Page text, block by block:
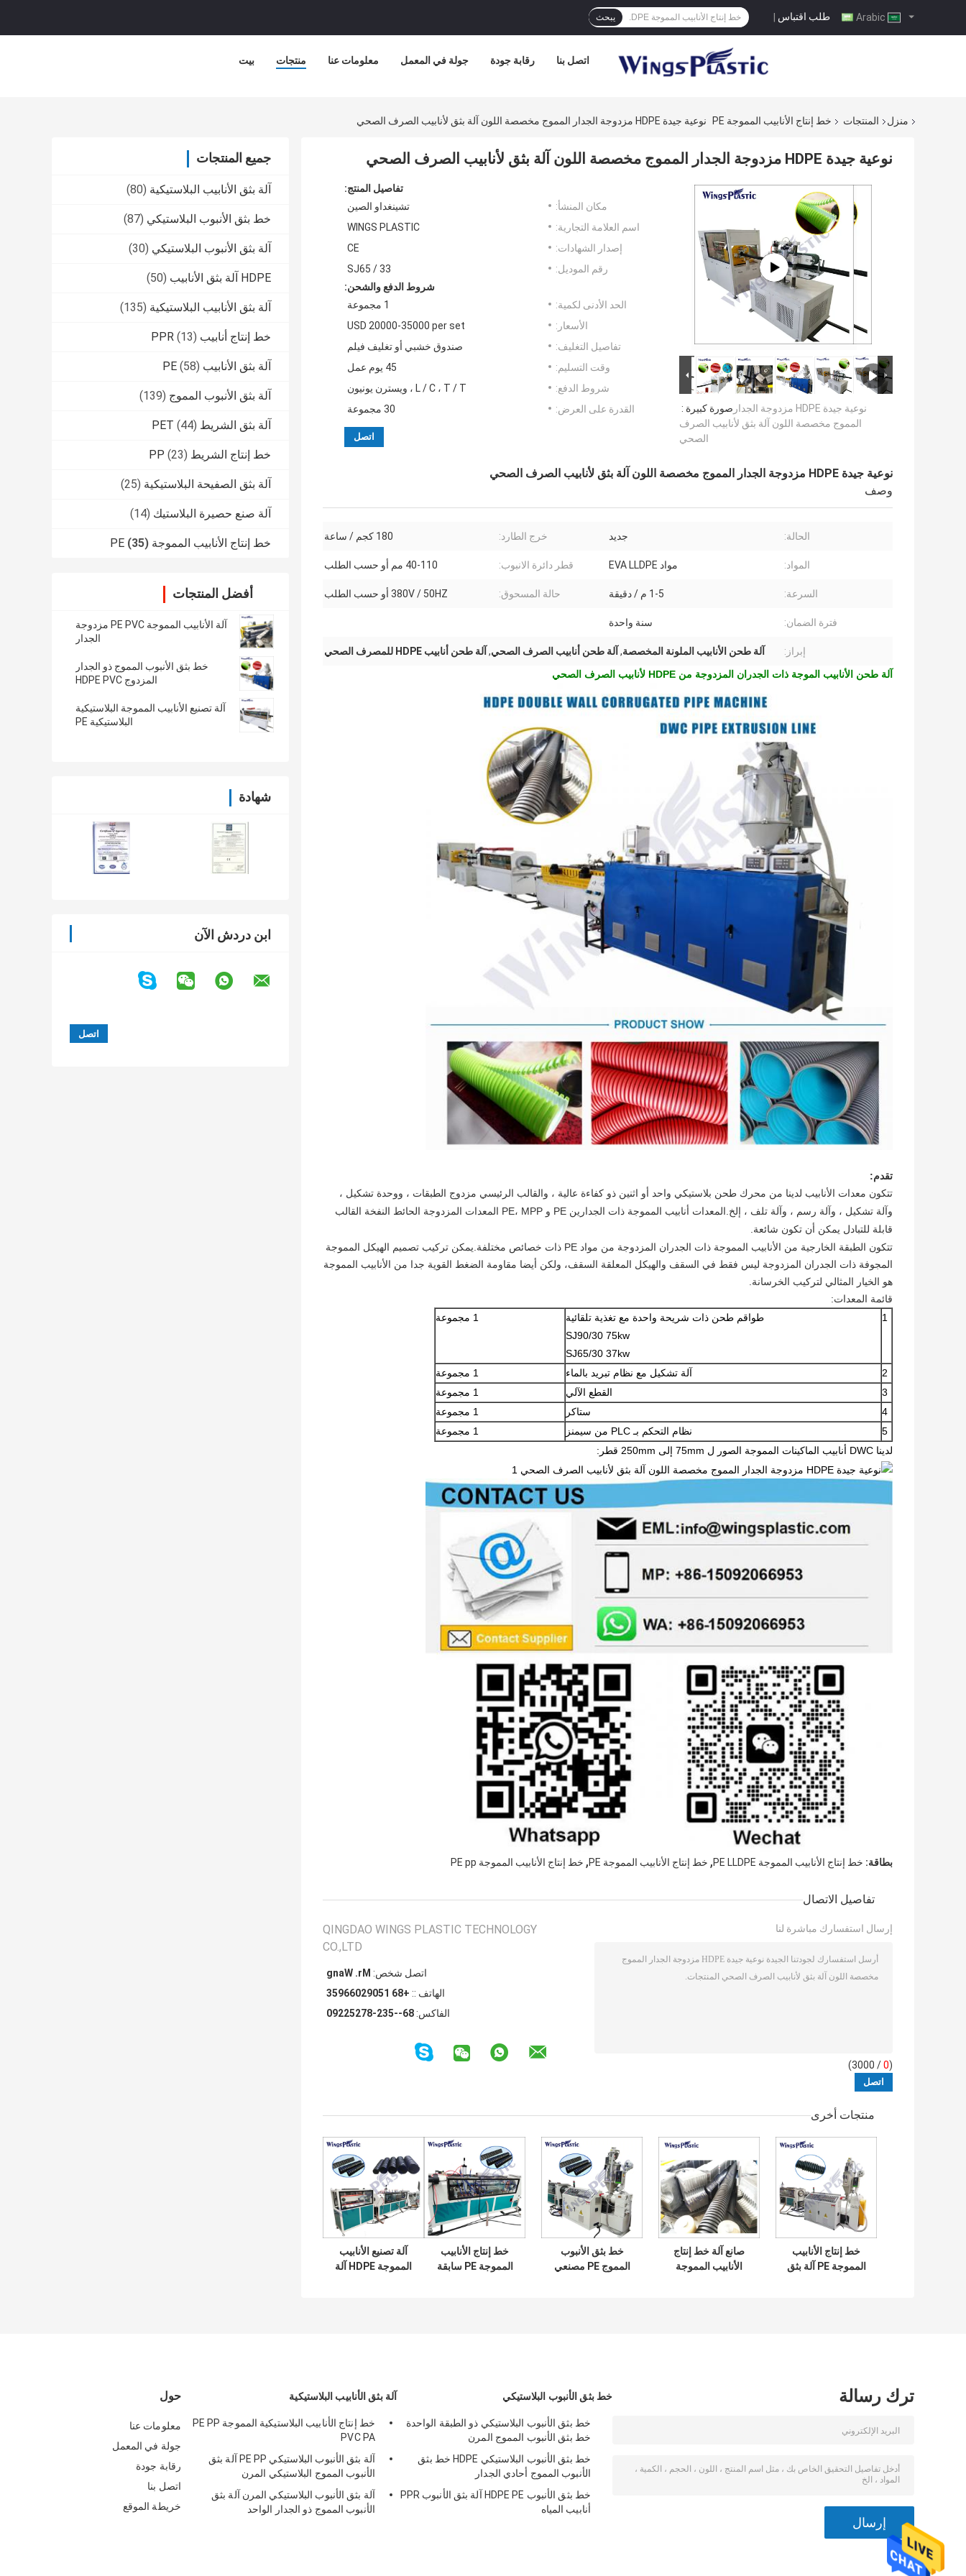
طلب اقتباس | يبحث
بيت منتجات معلومات عنا جولة في المعمل رقابة جودة اتصل بنا
منزل المنتجات خط إنتاج الأنابيب المموجة PE نوعية جيدة HDPE مزدوجة الجدار المموج مخصصة اللون آلة بثق لأنابيب الصرف الصحي
جميع المنتجات
آلة بثق الأنابيب البلاستيكية (80)
خط بثق الأنبوب البلاستيكي (87)
آلة بثق الأنبوب البلاستيكي (30)
HDPE آلة بثق الأنابيب (50)
آلة بثق الأنابيب البلاستيكية (135)
خط إنتاج أنابيب PPR (13)
آلة بثق الأنابيب PE (58)
آلة بثق الأنبوب المموج (139)
آلة بثق الشريط PET (44)
خط إنتاج الشريط PP (23)
آلة بثق الصفيحة البلاستيكية (25)
آلة صنع حصيرة البلاستيك (14)
خط إنتاج الأنابيب المموجة PE (35)
أفضل المنتجات
آلة الأنابيب المموجة PE PVC مزدوجة
الجدار
خط بثق الأنبوب المموج ذو الجدار
المزدوج HDPE PVC
آلة تصنيع الأنابيب المموجة البلاستيكية
البلاستيكية PE
شهادة
ابن دردش الآن
نوعية جيدة HDPE مزدوجة الجدار المموج مخصصة اللون آلة بثق لأنابيب الصرف الصحي
صورة كبيرة : نوعية جيدة HDPE مزدوجة الجدار
المموج مخصصة اللون آلة بثق لأنابيب الصرف
الصحي
تفاصيل المنتج:
مكان المنشأ:
تشينغداو الصين
اسم العلامة التجارية:
WINGS PLASTIC
إصدار الشهادات:
CE
رقم الموديل:
SJ65 / 33
شروط الدفع والشحن:
الحد الأدنى لكمية:
1 مجموعة
الأسعار:
USD 20000-35000 per set
تفاصيل التغليف:
صندوق خشبي أو تغليف فيلم
وقت التسليم:
45 يوم عمل
شروط الدفع:
L / C ، T / T ، ويسترن يونيون
القدرة على العرض:
30 مجموعة
اتصل
نوعية جيدة HDPE مزدوجة الجدار المموج مخصصة اللون آلة بثق لأنابيب الصرف الصحي
وصف
الحالة: جديد خرج الطارد: 180 كجم / ساعة
المواد: مواد EVA LLDPE قطر دائرة الانبوب: 40-110 مم أو حسب الطلب
السرعة: 1-5 م / دقيقة حالة المسحوق: 380V / 50HZ أو حسب الطلب
فترة الضمان: سنة واحدة
إبراز: آلة طحن الأنابيب الملونة المخصصة, آلة طحن أنابيب الصرف الصحي, آلة طحن أنابيب HDPE للمصرف الصحي
آلة طحن الأنابيب الموجة ذات الجدران المزدوجة من HDPE لأنابيب الصرف الصحي
تقدم:
تتكون معدات الأنابيب لدينا من محرك طحن بلاستيكي واحد أو اثنين ذو كفاءة عالية ، والقالب الرئيسي مزدوج الطبقات ، ووحدة تشكيل ،
وآلة تشكيل ، وآلة رسم ، وآلة تلف ، إلخ.المعدات أنابيب المموجة ذات الجدارين PE و PE، MPP المعدات المزدوجة الحائط النفخة القالب
قابلة للتبادل يمكن أن تكون شائعة.
تتكون الطبقة الخارجية من الأنابيب المموجة ذات الجدران المزدوجة من مواد PE ذات خصائص مختلفة.يمكن تركيب تصميم الهيكل المموجة
المجوفة ذات الجدران المزدوجة ليس فقط في السقف والهيكل المعلقة السقف، ولكن أيضا مقاومة الضغط القوية جدا من الأنابيب المموجة
هو الخيار المثالي لتركيب الخرسانة.
قائمة المعدات:
1
طواقم طحن ذات شريحة واحدة مع تغذية تلقائية
SJ90/30 75kw
SJ65/30 37kw
1 مجموعة
2 آلة تشكيل مع نظام تبريد بالماء
1 مجموعة
3
القطع الآلي
1 مجموعة
4
ستاكر
1 مجموعة
5
نظام التحكم بـ PLC من سيمنز
1 مجموعة
لدينا DWC أنابيب الماكينات المموجة الصور ل 75mm إلى 250mm قطر:
بطاقة: خط إنتاج الأنابيب المموجة PE LLDPE , خط إنتاج الأنابيب المموجة PE , خط إنتاج الأنابيب المموجة PE pp
تفاصيل الاتصال
QINGDAO WINGS PLASTIC TECHNOLOGY
CO.,LTD
اتصل شخص: Mr. Wang
الهاتف :: +86 15092066953
الفاكس: 86--532-87252290
إرسال استفسارك مباشرة لنا
(
0
/ 3000)
منتجات أخرى
خط إنتاج الأنابيب
المموجة PE آلة بثق
صانع آلة خط إنتاج
الأنابيب المموجة
خط بثق الأنبوب
المموج PE مصنعي
خط إنتاج الأنابيب
المموجة PE سابقة
آلة تصنيع الأنابيب
المموجة HDPE آلة
حول
معلومات عنا
جولة في المعمل
رقابة جودة
اتصل بنا
خريطة الموقع
آلة بثق الأنابيب البلاستيكية
خط إنتاج الأنابيب البلاستيكية المموجة PE PP
PVC PA
آلة بثق الأنبوب البلاستيكي PE PP آلة بثق
الأنبوب المموج البلاستيكي المرن
آلة بثق الأنبوب البلاستيكي المرن آلة بثق
الأنبوب المموج ذو الجدار الواحد
خط بثق الأنبوب البلاستيكي
خط بثق الأنبوب البلاستيكي ذو الطبقة الواحدة
خط بثق الأنبوب المموج المرن
خط بثق الأنبوب البلاستيكي HDPE خط بثق
الأنبوب المموج أحادي الجدار
خط بثق الأنبوب HDPE PE آلة بثق الأنبوب PPR
أنابيب المياه
ترك رسالة